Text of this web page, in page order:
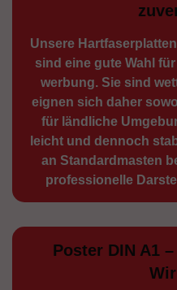
Unsere
sind eine gute Wahl
werbung. Sie sind
eignen sich daher
für ländliche
leicht und dennoch
an Standard­masten
professionelle
Poster DIN A1